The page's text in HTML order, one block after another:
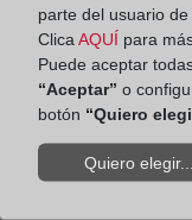
también informa
que puedan
contribuye a su
Como
eventuales
parte del usuario de
Clica AQUÍ para
Puede aceptar
“Aceptar” o
botón “Quiero
Quiero elegir...